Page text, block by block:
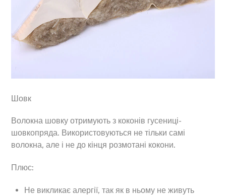
Шовк
Волокна шовку отримують з коконів гусениці-
шовкопряда. Використовуються не тільки самі
волокна, але і не до кінця розмотані кокони.
Плюс:
Не викликає алергії, так як в ньому не живуть